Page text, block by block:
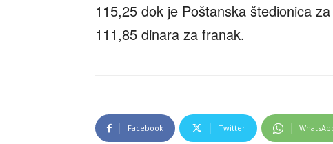
115,25 dok je Poštanska štedionica
111,85 dinara za franak.
Facebook Twitter